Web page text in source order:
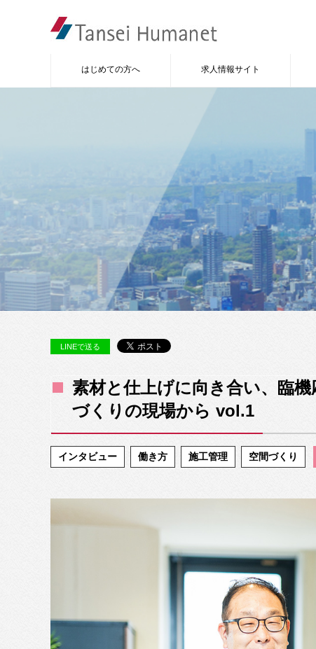
はじめての方へ 求人情報サイト
LINEで送る
素材と仕上げに向き合い、臨
づくりの現場から vol.1
インタビュー 働き方 施工管理 空間づくり